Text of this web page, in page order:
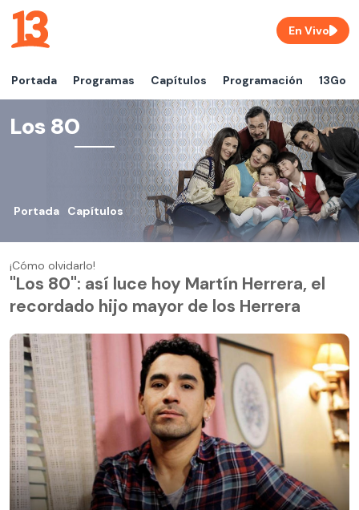
Portada Programas Capítulos Programación 13Go
En Vivo
Los 80
Portada Capítulos
¡Cómo olvidarlo!
"Los 80": así luce hoy Martín Herrera, el
recordado hijo mayor de los Herrera